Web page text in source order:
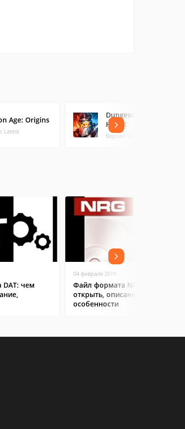
Age: Origins
Latest
Dungeon & Heroes
На ПК
Версия: Latest
чем
04 февраля 2019
Файл формата NRG: чем
открыть, описание,
особенности